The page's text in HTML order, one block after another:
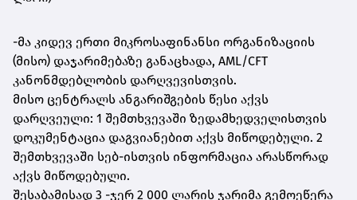
-მა კიდევ ერთი მიკროსაფინანსი ორგანიზაციის
(მისო) დაჯარიმებაზე განაცხადა, AML/CFT
კანონმდებლობის დარღვევისთვის.
მისო ცენტრალს ანგარიშგების წესი აქვს
დარღვეული: 1 შემთხვევაში ზედამხედველისთვის
დოკუმენტაცია დაგვიანებით აქვს მიწოდებული. 2
შემთხვევაში სებ-ისთვის ინფორმაცია არასწორად
აქვს მიწოდებული.
შესაბამისად 3 -ჯერ 2 000 ლარის ჯარიმა გემოეწერა